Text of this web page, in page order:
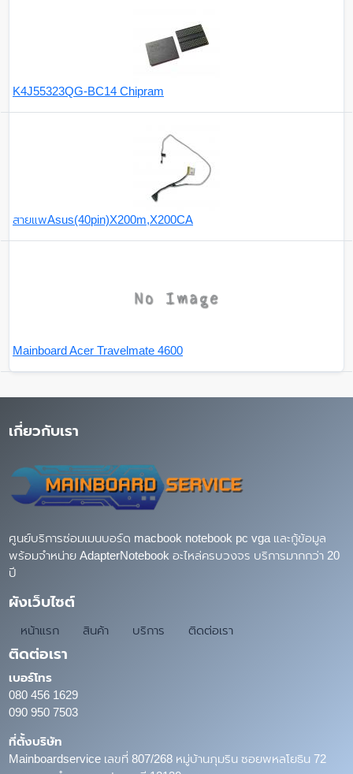
K4J55323QG-BC14 Chipram
สายแพAsus(40pin)X200m,X200CA
Mainboard Acer Travelmate 4600
เกี่ยวกับเรา
ศูนย์บริการซ่อมเมนบอร์ด macbook notebook pc vga และกู้ข้อมูล
พร้อมจำหน่าย AdapterNotebook อะไหล่ครบวงจร บริการมากกว่า 20
ปี
ผังเว็บไซต์
หน้าแรก สินค้า บริการ ติดต่อเรา
ติดต่อเรา
เบอร์โทร
080 456 1629
090 950 7503
ที่ตั้งบริษัท
Mainboardservice เลขที่ 807/268 หมู่บ้านภุมริน ซอยพหลโยธิน 72